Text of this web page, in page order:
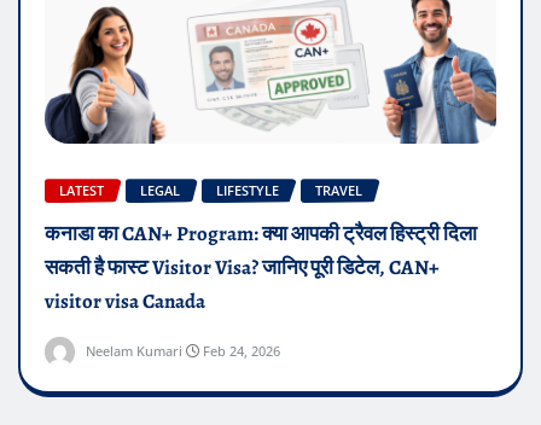
LATEST LEGAL LIFESTYLE TRAVEL
कनाडा का CAN+ Program: क्या आपकी ट्रैवल हिस्ट्री दिला
सकती है फास्ट Visitor Visa? जानिए पूरी डिटेल, CAN+
visitor visa Canada
Neelam Kumari Feb 24, 2026